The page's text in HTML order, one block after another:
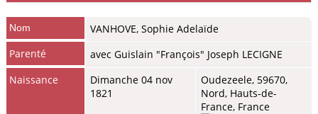
Nom VANHOVE, Sophie Adelaïde
Parenté
avec Guislain "François" Joseph LECIGNE
Naissance
Dimanche 04 nov
1821
Oudezeele, 59670,
Nord, Hauts-de-
France, France